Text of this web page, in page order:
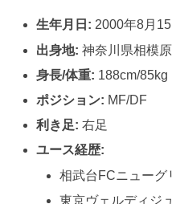
生年月日: 2000年8月15
出身地: 神奈川県相模
身長/体重: 188cm/85kg
ポジション: MF/DF
利き足: 右足
ユース経歴:
相武台FCニューグ
東京ヴェルディジ